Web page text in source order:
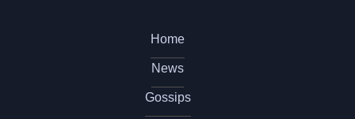
Home
News
Gossips